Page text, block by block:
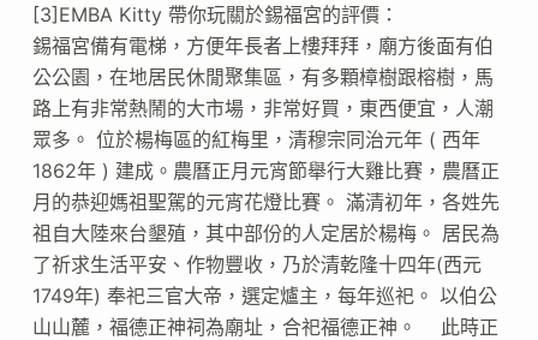
[3]EMBA Kitty 帶你玩關於錫福宮的評價：
錫福宮備有電梯，方便年長者上樓拜拜，廟方後面有伯
公公園，在地居民休閒聚集區，有多顆樟樹跟榕樹，馬
路上有非常熱鬧的大市場，非常好買，東西便宜，人潮
眾多。 位於楊梅區的紅梅里，清穆宗同治元年 ( 西年
1862年 ) 建成。農曆正月元宵節舉行大雞比賽，農曆正
月的恭迎媽祖聖駕的元宵花燈比賽。 滿清初年，各姓先
祖自大陸來台墾殖，其中部份的人定居於楊梅。 居民為
了祈求生活平安、作物豐收，乃於清乾隆十四年(西元
1749年) 奉祀三官大帝，選定爐主，每年巡祀。 以伯公
山山麓，福德正神祠為廟址，合祀福德正神。 此時正